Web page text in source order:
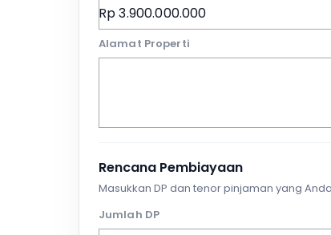
Alamat Properti
Rencana Pembiayaan
Masukkan DP dan tenor pinjaman yang
Jumlah DP